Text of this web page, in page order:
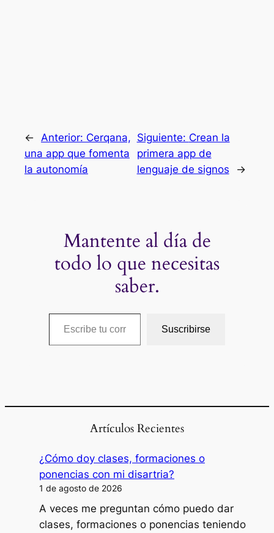
← Anterior: Cerqana,
una app que fomenta
la autonomía
Siguiente: Crean la
primera app de
lenguaje de signos
→
Mantente al día de
todo lo que necesitas
saber.
Escribe tu correo electrónico…
Suscribirse
Artículos Recientes
¿Cómo doy clases, formaciones o
ponencias con mi disartria?
1 de agosto de 2026
A veces me preguntan cómo puedo dar
clases, formaciones o ponencias teniendo